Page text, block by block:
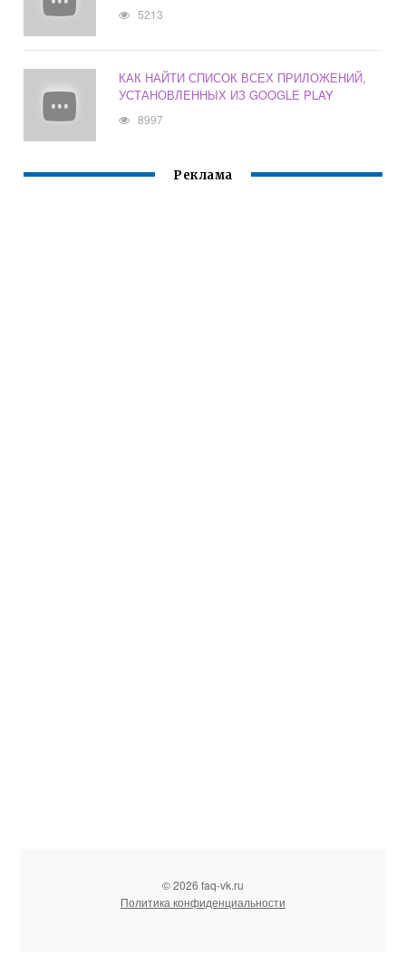
5213
КАК НАЙТИ СПИСОК ВСЕХ ПРИЛОЖЕНИЙ,
УСТАНОВЛЕННЫХ ИЗ GOOGLE PLAY
8997
Реклама
© 2026 faq-vk.ru
Политика конфиденциальности